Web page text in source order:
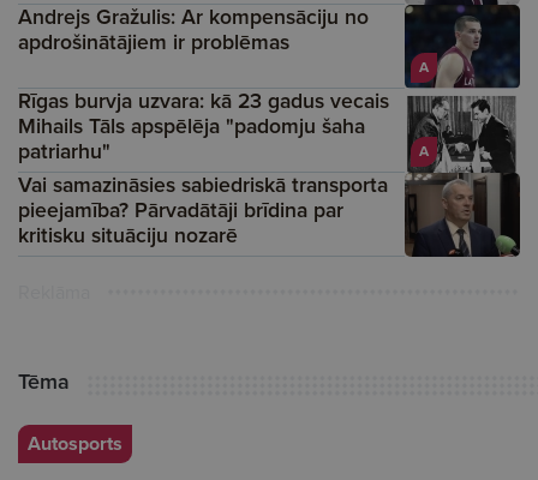
A
Andrejs Gražulis: Ar kompensāciju no
apdrošinātājiem ir problēmas
A
Rīgas burvja uzvara: kā 23 gadus vecais
Mihails Tāls apspēlēja "padomju šaha
patriarhu"
Vai samazināsies sabiedriskā transporta
pieejamība? Pārvadātāji brīdina par
kritisku situāciju nozarē
Tēma
Autosports